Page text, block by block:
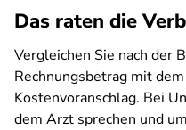
Das raten die
Vergleichen Sie nach der
Rechnungsbetrag mit
Kostenvoranschlag. Bei
dem Arzt sprechen und